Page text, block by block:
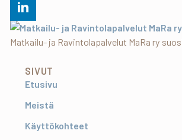
Matkailu- ja Ravintolapalvelut MaRa ry
SIVUT
Etusivu
Meistä
Käyttökohteet